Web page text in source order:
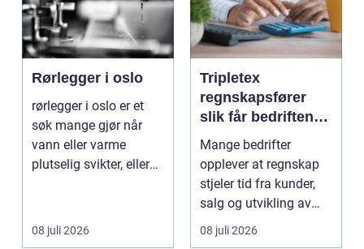
Rørlegger i oslo
rørlegger i oslo er et
søk mange gjør når
vann eller varme
plutselig svikter, eller
08 juli 2026
Tripletex
regnskapsfører
slik får bedriften
mer ut av
regnskapet
Mange bedrifter
opplever at regnskap
stjeler tid fra kunder,
salg og utvikling av
virksomheten. Samt...
08 juli 2026